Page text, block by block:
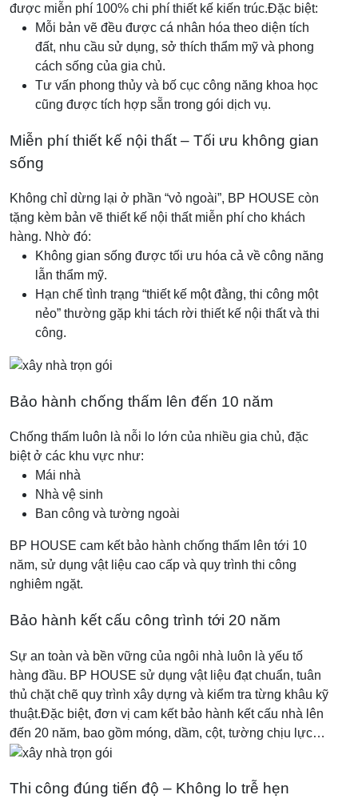
được miễn phí 100% chi phí thiết kế kiến trúc.Đặc biệt:
Mỗi bản vẽ đều được cá nhân hóa theo diện tích
đất, nhu cầu sử dụng, sở thích thẩm mỹ và phong
cách sống của gia chủ.
Tư vấn phong thủy và bố cục công năng khoa học
cũng được tích hợp sẵn trong gói dịch vụ.
Miễn phí thiết kế nội thất – Tối ưu không gian
sống
Không chỉ dừng lại ở phần “vỏ ngoài”, BP HOUSE còn
tặng kèm bản vẽ thiết kế nội thất miễn phí cho khách
hàng. Nhờ đó:
Không gian sống được tối ưu hóa cả về công năng
lẫn thẩm mỹ.
Hạn chế tình trạng “thiết kế một đằng, thi công một
nẻo” thường gặp khi tách rời thiết kế nội thất và thi
công.
Bảo hành chống thấm lên đến 10 năm
Chống thấm luôn là nỗi lo lớn của nhiều gia chủ, đặc
biệt ở các khu vực như:
Mái nhà
Nhà vệ sinh
Ban công và tường ngoài
BP HOUSE cam kết bảo hành chống thấm lên tới 10
năm, sử dụng vật liệu cao cấp và quy trình thi công
nghiêm ngặt.
Bảo hành kết cấu công trình tới 20 năm
Sự an toàn và bền vững của ngôi nhà luôn là yếu tố
hàng đầu. BP HOUSE sử dụng vật liệu đạt chuẩn, tuân
thủ chặt chẽ quy trình xây dựng và kiểm tra từng khâu kỹ
thuật.Đặc biệt, đơn vị cam kết bảo hành kết cấu nhà lên
đến 20 năm, bao gồm móng, dầm, cột, tường chịu lực…
Thi công đúng tiến độ – Không lo trễ hẹn